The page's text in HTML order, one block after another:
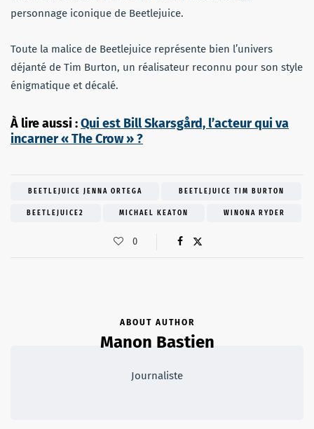
personnage iconique de Beetlejuice.
Toute la malice de Beetlejuice représente bien l’univers
déjanté de Tim Burton, un réalisateur reconnu pour son style
énigmatique et décalé.
À lire aussi :Qui est Bill Skarsgård, l’acteur qui va
incarner « The Crow » ?
BEETLEJUICE JENNA ORTEGA BEETLEJUICE TIM BURTON
BEETLEJUICE2 MICHAEL KEATON WINONA RYDER
0
ABOUT AUTHOR
Manon Bastien
Journaliste